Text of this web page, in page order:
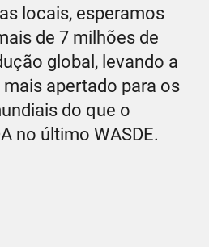
locais, esperamos
de 7 milhões de
global, levando a
apertado para os
do que o
no último WASDE.